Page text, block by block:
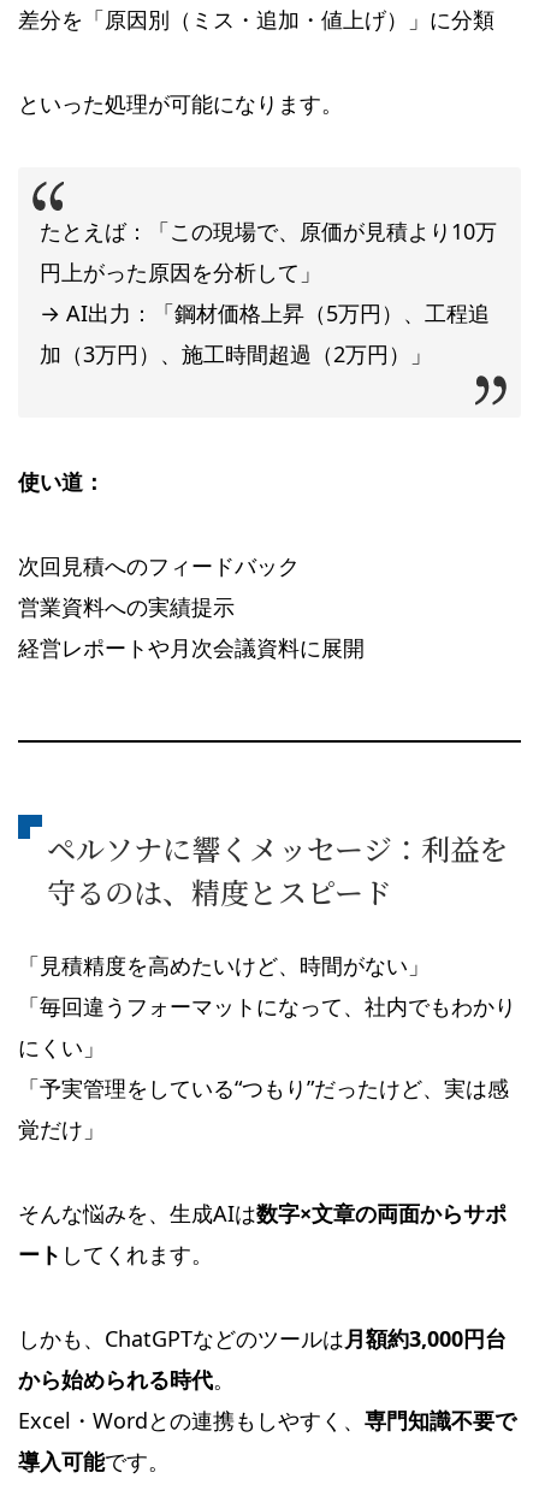
差分を「原因別（ミス・追加・値上げ）」に分類
といった処理が可能になります。
たとえば：「この現場で、原価が見積より10万
円上がった原因を分析して」
→ AI出力：「鋼材価格上昇（5万円）、工程追
加（3万円）、施工時間超過（2万円）」
使い道：
次回見積へのフィードバック
営業資料への実績提示
経営レポートや月次会議資料に展開
ペルソナに響くメッセージ：利益を
守るのは、精度とスピード
「見積精度を高めたいけど、時間がない」
「毎回違うフォーマットになって、社内でもわかり
にくい」
「予実管理をしている“つもり”だったけど、実は感
覚だけ」
そんな悩みを、生成AIは数字×文章の両面からサポ
ート してくれます。
しかも、ChatGPTなどのツールは月額約3,000円台
から始められる時代。
Excel・Wordとの連携もしやすく、 専門知識不要で
導入可能です。